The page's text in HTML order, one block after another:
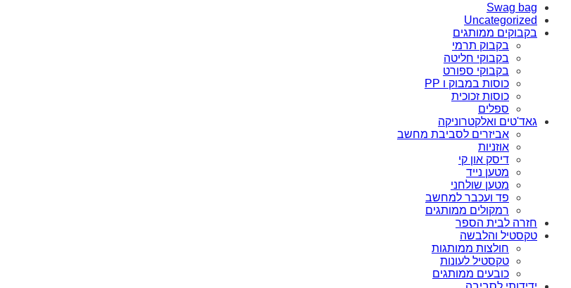
Swag bag
Uncategorized
בקבוקים ממותגים
בקבוק תרמי
בקבוקי חליטה
בקבוקי ספורט
כוסות במבוק ו PP
כוסות זכוכית
ספלים
גאד'טים ואלקטרוניקה
אביזרים לסביבת מחשב
אוזניות
דיסק און קי
מטען נייד
מטען שולחני
פד ועכבר למחשב
רמקולים ממותגים
חזרה לבית הספר
טקסטיל והלבשה
חולצות ממותגות
טקסטיל לעונות
כובעים ממותגים